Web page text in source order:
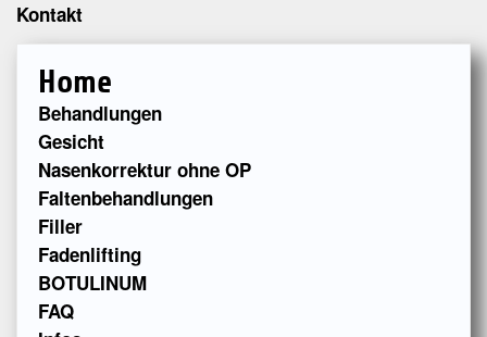
Kontakt
Home
Behandlungen
Gesicht
Nasenkorrektur ohne OP
Faltenbehandlungen
Filler
Fadenlifting
BOTULINUM
FAQ